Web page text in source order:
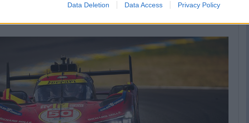
Data Deletion Data Access Privacy Policy
persze, hogy immár a képen látható mindhárom autó Le Mans-